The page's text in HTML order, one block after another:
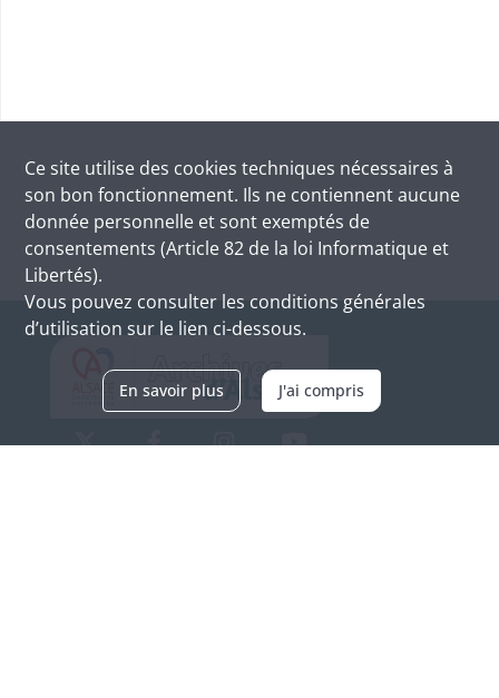
Ce site utilise des cookies techniques nécessaires à
son bon fonctionnement. Ils ne contiennent aucune
donnée personnelle et sont exemptés de
consentements (Article 82 de la loi Informatique et
Libertés).
Vous pouvez consulter les conditions générales
d’utilisation sur le lien ci-dessous.
En savoir plus J'ai compris